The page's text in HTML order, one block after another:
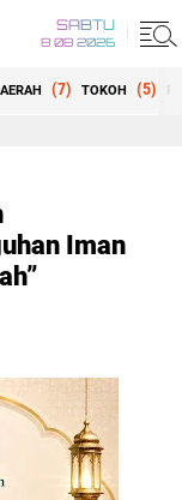
SABTU
8 08 2026
(7) TOKOH (5)
Iman